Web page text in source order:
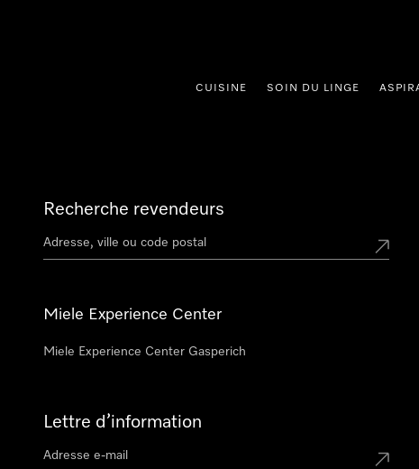
CUISINE SOIN DU LINGE
Recherche revendeurs
Miele Experience Center
Miele Experience Center Gasperich
Lettre d’information